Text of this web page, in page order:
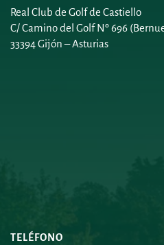
Real Club de Golf de Castiello
C/ Camino del Golf Nº 696
33394 Gijón – Asturias
TELÉFONO